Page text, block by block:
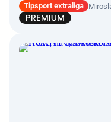
Tipsport extraliga